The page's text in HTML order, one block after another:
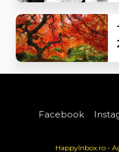
Facebook
HappyInbox.ro -